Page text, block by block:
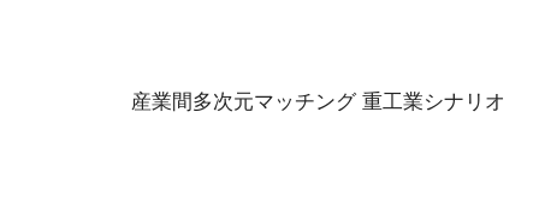
産業間多次元マッチング 重工業シナリオ